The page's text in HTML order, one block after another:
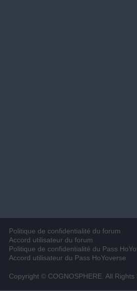
Politique de confidentialité du forum
Accord utilisateur du forum
Politique de confidentialité du Pass
Accord utilisateur du Pass HoYoverse
Copyright © COGNOSPHERE. All Rights